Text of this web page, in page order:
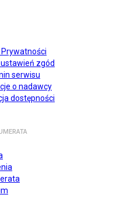
Prywatności
zgód
serwisu
o nadawcy
dostępności